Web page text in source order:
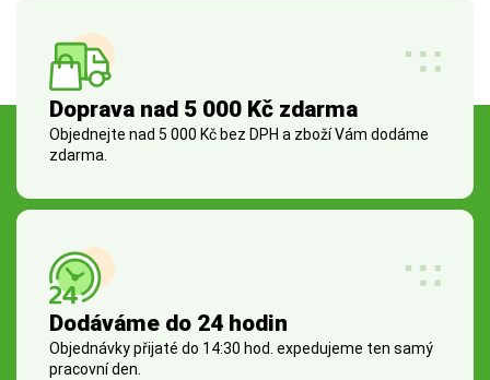
Doprava nad 5 000 Kč zdarma
Objednejte nad 5 000 Kč bez DPH a zboží Vám dodáme
zdarma.
Dodáváme do 24 hodin
Objednávky přijaté do 14:30 hod. expedujeme ten samý
pracovní den.